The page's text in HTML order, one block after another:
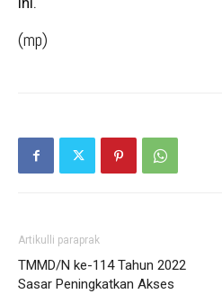
(mp)
Artikulli paraprak
TMMD/N ke-114 Tahun 2022
Sasar Peningkatkan Akses